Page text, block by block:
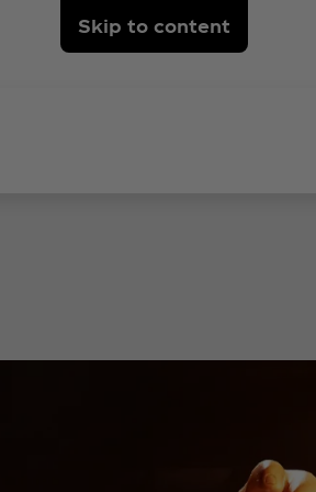
Skip to content